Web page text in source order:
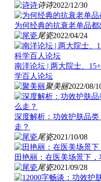
诗诗2022/12/30
为何经典的抗衰老单品都
尾瓷2022/04/24
南洋论坛 | 两大院士、
学百人论坛
聚美丽2022/08/
深度解析：功效护肤品
走？
尾瓷2021/10/08
田艳丽：在医美场景下
尾瓷2021/09/28